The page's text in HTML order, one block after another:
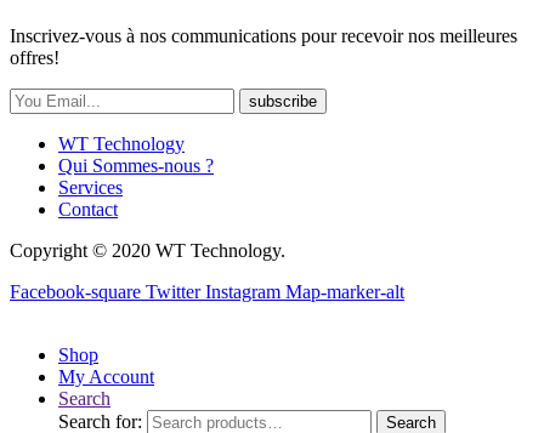
Inscrivez-vous à nos communications pour recevoir nos meilleures
offres!
subscribe
WT Technology
Qui Sommes-nous ?
Services
Contact
Copyright © 2020 WT Technology.
Facebook-square Twitter Instagram Map-marker-alt
Shop
My Account
Search
Search for:
Search